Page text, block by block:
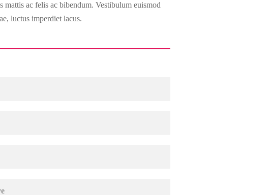
ac felis ac bibendum. Vestibulum euismod
luctus imperdiet lacus.